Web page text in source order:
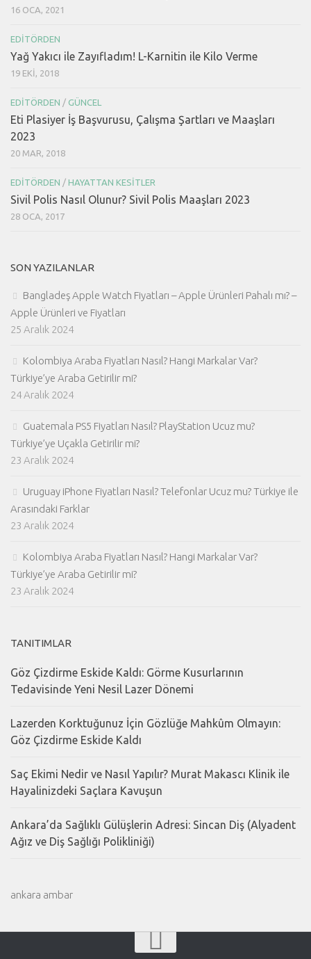
16 OCA, 2021
EDITÖRDEN
Yağ Yakıcı ile Zayıfladım! L-Karnitin ile Kilo Verme
19 EKI, 2018
EDITÖRDEN / GÜNCEL
Eti Plasiyer İş Başvurusu, Çalışma Şartları ve Maaşları
2023
20 MAR, 2018
EDITÖRDEN / HAYATTAN KESITLER
Sivil Polis Nasıl Olunur? Sivil Polis Maaşları 2023
28 OCA, 2017
SON YAZILANLAR
Bangladeş Apple Watch Fiyatları – Apple Ürünleri Pahalı mı? –
Apple Ürünleri ve Fiyatları
25 Aralık 2024
Kolombiya Araba Fiyatları Nasıl? Hangi Markalar Var?
Türkiye’ye Araba Getirilir mi?
24 Aralık 2024
Guatemala PS5 Fiyatları Nasıl? PlayStation Ucuz mu?
Türkiye’ye Uçakla Getirilir mi?
23 Aralık 2024
Uruguay iPhone Fiyatları Nasıl? Telefonlar Ucuz mu? Türkiye ile
Arasındaki Farklar
23 Aralık 2024
Kolombiya Araba Fiyatları Nasıl? Hangi Markalar Var?
Türkiye’ye Araba Getirilir mi?
23 Aralık 2024
TANITIMLAR
Göz Çizdirme Eskide Kaldı: Görme Kusurlarının
Tedavisinde Yeni Nesil Lazer Dönemi
Lazerden Korktuğunuz İçin Gözlüğe Mahkûm Olmayın:
Göz Çizdirme Eskide Kaldı
Saç Ekimi Nedir ve Nasıl Yapılır? Murat Makascı Klinik ile
Hayalinizdeki Saçlara Kavuşun
Ankara’da Sağlıklı Gülüşlerin Adresi: Sincan Diş (Alyadent
Ağız ve Diş Sağlığı Polikliniği)
ankara ambar